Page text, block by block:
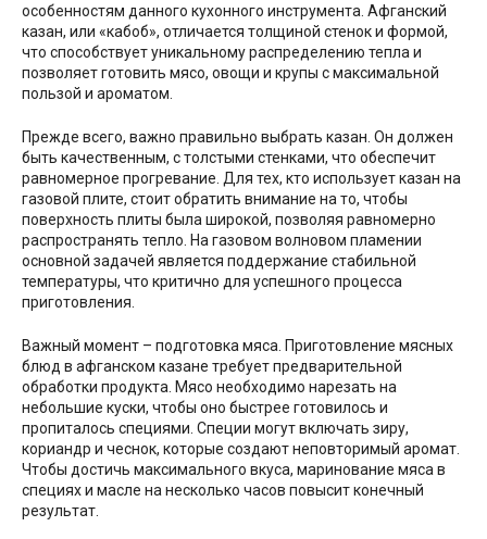
особенностям данного кухонного инструмента. Афганский
казан, или «кабоб», отличается толщиной стенок и формой,
что способствует уникальному распределению тепла и
позволяет готовить мясо, овощи и крупы с максимальной
пользой и ароматом.
Прежде всего, важно правильно выбрать казан. Он должен
быть качественным, с толстыми стенками, что обеспечит
равномерное прогревание. Для тех, кто использует казан на
газовой плите, стоит обратить внимание на то, чтобы
поверхность плиты была широкой, позволяя равномерно
распространять тепло. На газовом волновом пламении
основной задачей является поддержание стабильной
температуры, что критично для успешного процесса
приготовления.
Важный момент – подготовка мяса. Приготовление мясных
блюд в афганском казане требует предварительной
обработки продукта. Мясо необходимо нарезать на
небольшие куски, чтобы оно быстрее готовилось и
пропиталось специями. Специи могут включать зиру,
кориандр и чеснок, которые создают неповторимый аромат.
Чтобы достичь максимального вкуса, маринование мяса в
специях и масле на несколько часов повысит конечный
результат.